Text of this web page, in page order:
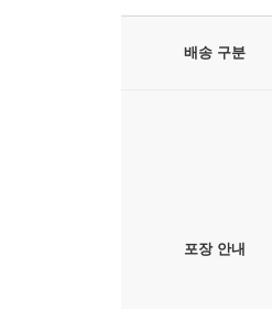
배송 구분
포장 안내